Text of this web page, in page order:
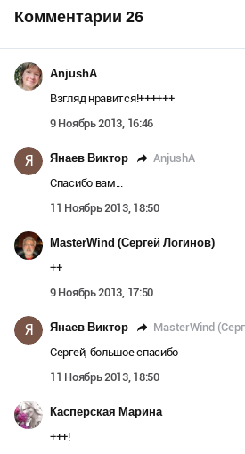
Комментарии 26
AnjushA
Взгляд нравится!++++++
9 Ноябрь 2013, 16:46
Я Янаев Виктор AnjushA
Спасибо вам...
11 Ноябрь 2013, 18:50
MasterWind (Сергей Логинов)
++
9 Ноябрь 2013, 17:50
Я Янаев Виктор MasterWind
Сергей, большое спасибо
11 Ноябрь 2013, 18:50
Касперская Марина
+++!